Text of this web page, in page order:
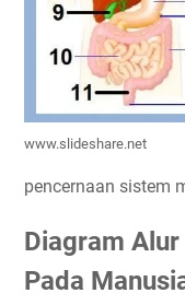
www.slideshare.net
pencernaan sistem
Diagram
Pada